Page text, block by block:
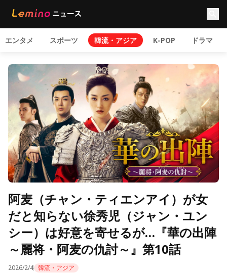
エンタメ スポーツ 韓流・アジア K-POP ドラマ
阿麦（チャン・ティエンアイ）が女
だと知らない徐秀児（ジャン・ユン
シー）は好意を寄せるが…『華の出陣
～麗将・阿麦の仇討～』第10話
2026/2/4 韓流・アジア